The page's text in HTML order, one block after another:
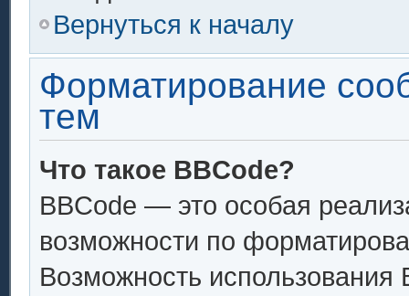
Вернуться к началу
Форматирование
тем
Что такое BBCode?
BBCode — это особая
возможности по
Возможность использования